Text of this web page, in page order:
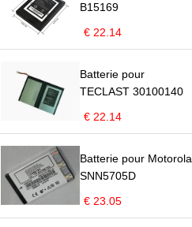
B15169
€ 22.14
Batterie pour
TECLAST 30100140
€ 22.14
Batterie pour Motorola
SNN5705D
€ 23.05